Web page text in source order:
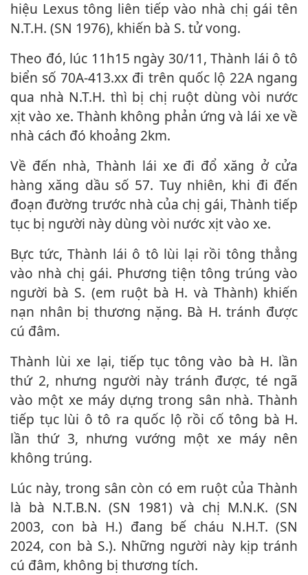
hiệu Lexus tông liên tiếp vào nhà chị gái tên
N.T.H. (SN 1976), khiến bà S. t‌ử von‌g.
Theo đó, lúc 11h15 ngày 30/11, Thành lái ô tô
biển số 70A-413.xx đi trên quốc lộ 22A ngang
qua nhà N.T.H. thì bị chị ruột dùng vòi nước
xịt vào xe. Thành không phản ứng và lái xe về
nhà cách đó khoảng 2km.
Về đến nhà, Thành lái xe đi đổ xăng ở cửa
hàng xăng dầu số 57. Tuy nhiên, khi đi đến
đoạn đường trước nhà của chị gái, Thành tiếp
tục bị người này dùng vòi nước xịt vào xe.
Bực tức, Thành lái ô tô lùi lại rồi tông thẳng
vào nhà chị gái. Phương tiện tông trúng vào
người bà S. (em ruột bà H. và Thành) khiến
nạn nhân bị thương nặng. Bà H. tránh được
cú đâm.
Thành lùi xe lại, tiếp tục tông vào bà H. lần
thứ 2, nhưng người này tránh được, té ngã
vào một xe máy dựng trong sân nhà. Thành
tiếp tục lùi ô tô ra quốc lộ rồi cố tông bà H.
lần thứ 3, nhưng vướng một xe máy nên
không trúng.
Lúc này, trong sân còn có em ruột của Thành
là bà N.T.B.N. (SN 1981) và chị M.N.K. (SN
2003, con bà H.) đang bế cháu N.H.T. (SN
2024, con bà S.). Những người này kịp tránh
cú đâm, không bị thương tích.